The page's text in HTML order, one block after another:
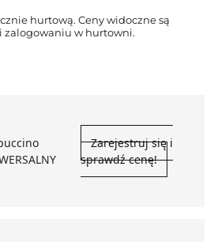
hurtową. Ceny widoczne są
i zalogowaniu w hurtowni.
Zarejestruj się i
sprawdź cenę!